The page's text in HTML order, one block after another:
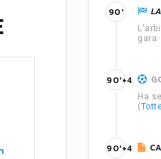
gara.
90'
Ha
(
90'+4
90'+4